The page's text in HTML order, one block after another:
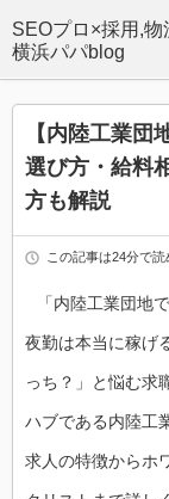
SEOプロ×採用,物
横浜パパblog
【内陸工業団
選び方・給料
方も解説
この記事は24分で読
「内陸工業団地
夜勤は本当に稼げ
っち？」と悩む求
ハブである内陸工
求人の特徴からホ